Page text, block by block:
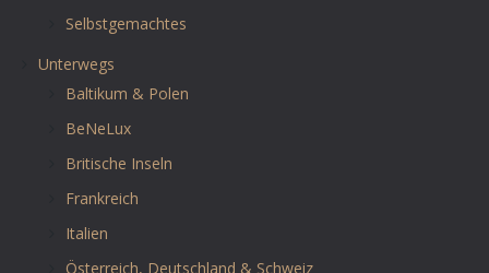
Selbstgemachtes
Unterwegs
Baltikum & Polen
BeNeLux
Britische Inseln
Frankreich
Italien
Österreich, Deutschland & Schweiz